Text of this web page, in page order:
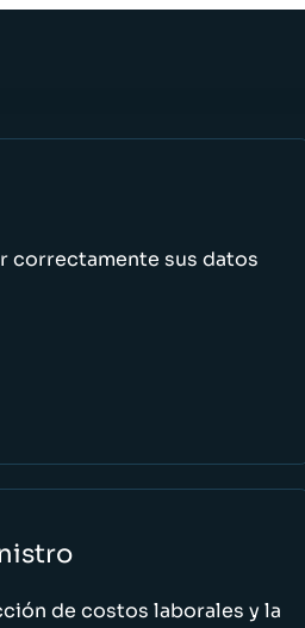
correctamente sus datos
de costos laborales y la